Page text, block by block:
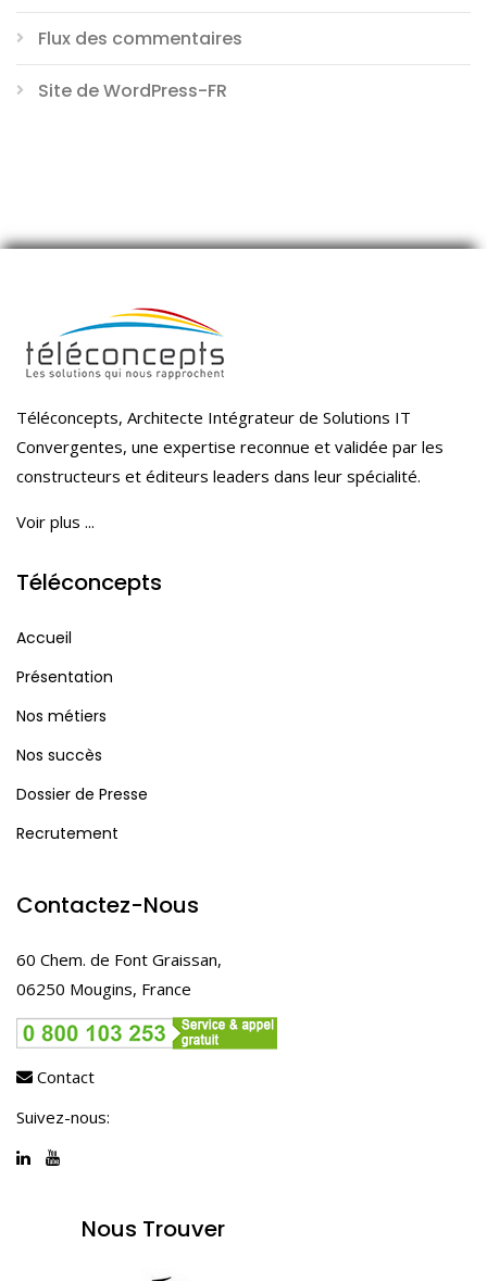
Flux des commentaires
Site de WordPress-FR
Téléconcepts, Architecte Intégrateur de Solutions IT
Convergentes, une expertise reconnue et validée par les
constructeurs et éditeurs leaders dans leur spécialité.
Voir plus ...
Téléconcepts
Accueil
Présentation
Nos métiers
Nos succès
Dossier de Presse
Recrutement
Contactez-Nous
60 Chem. de Font Graissan,
06250 Mougins, France
Contact
Suivez-nous:
Nous Trouver